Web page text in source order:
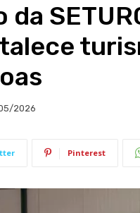
2026
Pinterest